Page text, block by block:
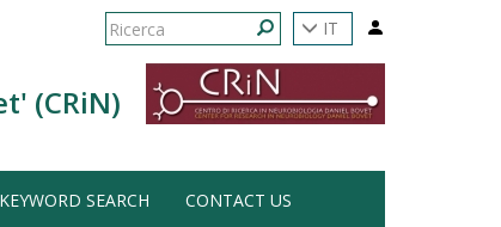
IT
Form
ricerca
Ricerca
(CRiN)
KEYWORD SEARCH CONTACT US